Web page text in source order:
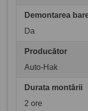
Demontarea
Da
Producător
Auto-Hak
Durata montării
2 ore